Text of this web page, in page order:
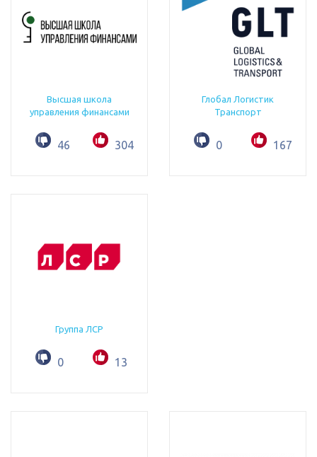
Высшая школа
управления финансами
46 304
Глобал Логистик
Транспорт
0 167
Группа ЛСР
0 13